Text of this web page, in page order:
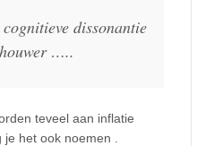
dissonantie
…..
teveel aan inflatie
het ook noemen .